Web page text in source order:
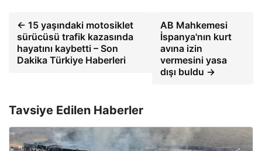
← 15 yaşındaki motosiklet
sürücüsü trafik kazasında
hayatını kaybetti – Son
Dakika Türkiye Haberleri
AB Mahkemesi
İspanya'nın kurt
avına izin
vermesini yasa
dışı buldu →
Tavsiye Edilen Haberler